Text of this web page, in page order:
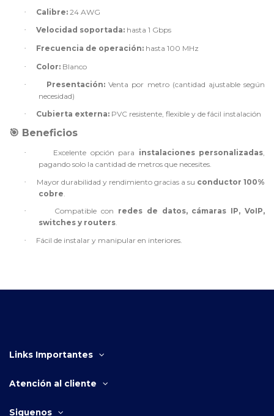
·
Calibre: 24 AWG
·
Velocidad soportada: hasta 1 Gbps
·
Frecuencia de operación: hasta 100 MHz
·
Color: Blanco
·
Presentación: Venta por metro (cantidad ajustable según
necesidad)
·
Cubierta externa: PVC resistente, flexible y de fácil instalación
🎯 Beneficios
· Excelente opción para instalaciones personalizadas,
pagando solo la cantidad de metros que necesites.
·
Mayor durabilidad y rendimiento gracias a su conductor 100%
cobre
·
Compatible con redes de datos, cámaras IP, VoIP,
switches y routers.
·
Fácil de instalar y manipular en interiores.
Links Importantes
Atención al cliente
Siguenos